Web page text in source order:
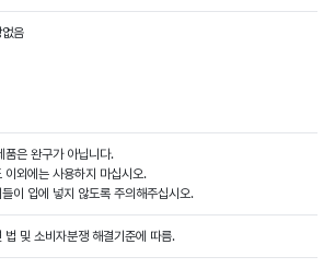
음
품은 완구가 아닙니다.
이외에는 사용하지 마십시오.
들이 입에 넣지 않도록 주의해주십시오.
법 및 소비자분쟁 해결기준에 따름.